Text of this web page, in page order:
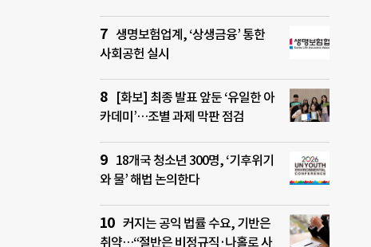
생명보험업계, ‘상생금융’ 통한
사회공헌 실시
[화보] 최종 발표 앞둔 ‘유일한 아
카데미’…조별 과제 막판 점검
18개국 청소년 300명, ‘기후위기
와 물’ 해법 논의한다
커지는 공익 법률 수요, 기반은
취약…“절반은 비정규직·나홀로 사